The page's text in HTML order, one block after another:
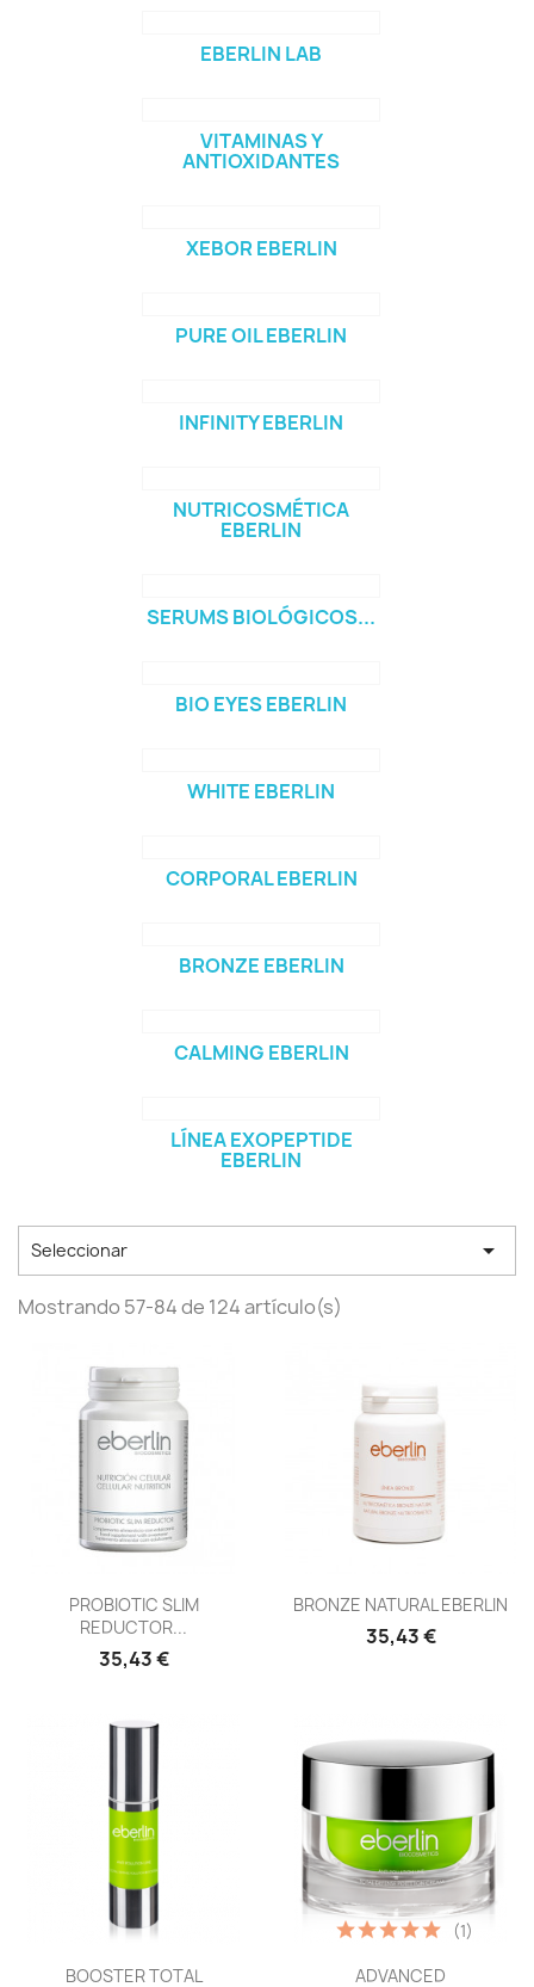
EBERLIN LAB
VITAMINAS Y
ANTIOXIDANTES
XEBOR EBERLIN
PURE OIL EBERLIN
INFINITY EBERLIN
NUTRICOSMÉTICA
EBERLIN
SERUMS BIOLÓGICOS...
BIO EYES EBERLIN
WHITE EBERLIN
CORPORAL EBERLIN
BRONZE EBERLIN
CALMING EBERLIN
LÍNEA EXOPEPTIDE
EBERLIN
Seleccionar 
Mostrando 57-84 de 124 artículo(s)
Vista rápida
PROBIOTIC SLIM
REDUCTOR...
35,43 €
Vista rápida
BRONZE NATURAL EBERLIN
35,43 €
Vista rápida
BOOSTER TOTAL
Vista rápida
ADVANCED
(1)